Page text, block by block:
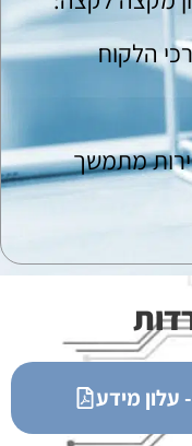
הלקוח
מתמשך
מידע